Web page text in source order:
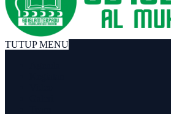
TUTUP MENU